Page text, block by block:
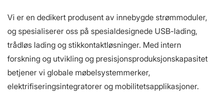
Vi er en dedikert produsent av innebygde strømmoduler,
og spesialiserer oss på spesialdesignede USB-lading,
trådløs lading og stikkontaktløsninger. Med intern
forskning og utvikling og presisjonsproduksjonskapasitet
betjener vi globale møbelsystemmerker,
elektrifiseringsintegratorer og mobilitetsapplikasjoner.